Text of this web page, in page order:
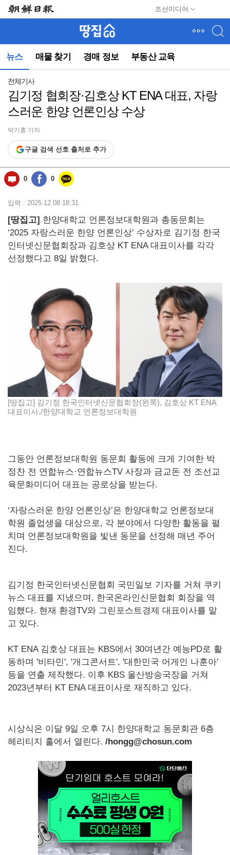
조선미디어
뉴스 매물 찾기 경매 정보 부동산 교육
뉴
(컨
동)
전체기사
김기정 협회장·김호상 KT ENA 대표, 자랑
스러운 한양 언론인상 수상
박기홍 기자
구글 검색 선호 출처로 추가
0 0
입력 : 2025.12.08 18:31
[땅집고] 한양대학교 언론정보대학원과 총동문회는
‘2025 자랑스러운 한양 언론인상’ 수상자로 김기정 한국
인터넷신문협회장과 김호상 KT ENA 대표이사를 각각
선정했다고 8일 밝혔다.
[땅집고] 김기정 한국인터넷신문협회장(왼쪽), 김호상 KT ENA
대표이사./한양대학교 언론정보대학원
그동안 언론정보대학원 동문회 활동에 크게 기여한 박
정찬 전 연합뉴스·연합뉴스TV 사장과 금교돈 전 조선교
육문화미디어 대표는 공로상을 받는다.
‘자랑스러운 한양 언론인상’은 한양대학교 언론정보대
학원 졸업생을 대상으로, 각 분야에서 다양한 활동을 펼
치며 언론정보대학원을 빛낸 동문을 선정해 매년 주어
진다.
김기정 한국인터넷신문협회 국민일보 기자를 거쳐 쿠키
뉴스 대표를 지냈으며, 한국온라인신문협회 회장을 역
임했다. 현재 환경TV와 그린포스트경제 대표이사를 맡
고 있다.
KT ENA 김호상 대표는 KBS에서 30여년간 예능PD로 활
동하며 '비타민', '개그콘서트', '대한민국 어게인 나훈아'
등을 연출 제작했다. 이후 KBS 울산방송국장을 거쳐
2023년부터 KT ENA 대표이사로 재직하고 있다.
시상식은 이달 9일 오후 7시 한양대학교 동문회관 6층
헤리티지 홀에서 열린다. /hongg@chosun.com